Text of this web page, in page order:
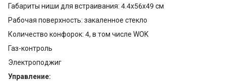
Габариты ниши для встраивания: 4.4х56x49 см
Рабочая поверхность: закаленное стекло
Количество конфорок: 4, в том числе WOK
Газ-контроль
Электроподжиг
Управление: